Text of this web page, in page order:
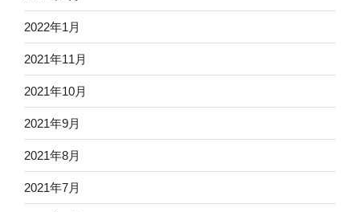
2022年1月
2021年11月
2021年10月
2021年9月
2021年8月
2021年7月